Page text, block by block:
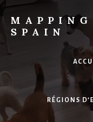
Skip
to
content
MAPPING
SPAIN
Spain!
RÉGIONS